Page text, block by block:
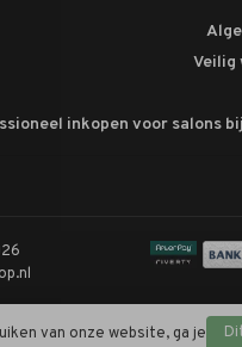
Veilig
inkopen voor salons
van onze website, ga je